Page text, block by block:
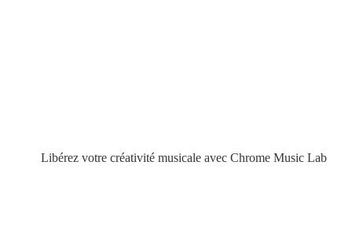
Libérez votre créativité musicale avec Chrome Music Lab